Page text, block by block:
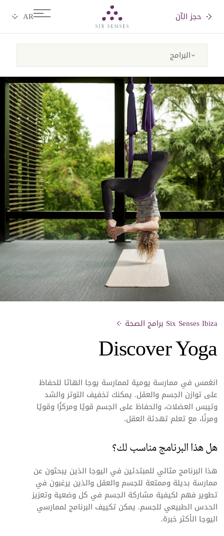
حجز الآن
Six Senses Ibiza برامج الصحة
Discover Yoga
انغمس في ممارسة يومية لممارسة يوجا الهاثا للحفاظ
على توازن الجسم والعقل. يمكنك تخفيف التوتر والشد
وتيبس العضلات، والحفاظ على الجسم قويًا ومركزًا وقويًا
ومرنًا، مع تعلم تهدئة العقل.
هل هذا البرنامج مناسب لك؟
هذا البرنامج مثالي للمبتدئين في اليوجا الذين يبحثون عن
ممارسة بديلة وممتعة للجسم والعقل والذين يرغبون في
تطوير فهم لكيفية مشاركة الجسم في كل وضعية وتعزيز
الحدس الطبيعي للجسم. يمكن تكييف البرنامج لممارسي
اليوجا الأكثر خبرة.